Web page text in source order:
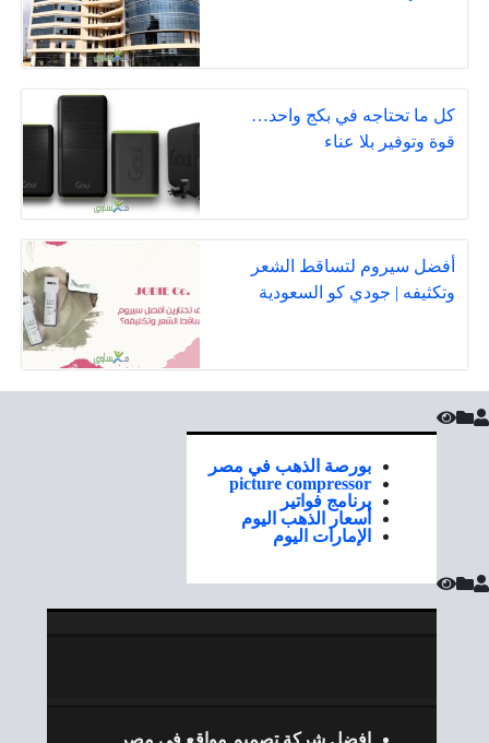
كل ما تحتاجه في بكج واحد…
قوة وتوفير بلا عناء
أفضل سيروم لتساقط الشعر
وتكثيفه | جودي كو السعودية
بورصة الذهب في مصر
picture compressor
برنامج فواتير
أسعار الذهب اليوم
الإمارات اليوم
افضل شركة تصميم مواقع في مصر